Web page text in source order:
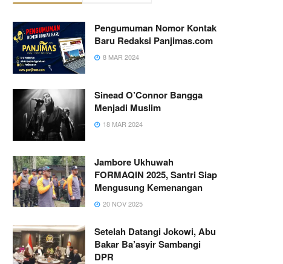
Pengumuman Nomor Kontak
Baru Redaksi Panjimas.com
8 MAR 2024
Sinead O’Connor Bangga
Menjadi Muslim
18 MAR 2024
Jambore Ukhuwah
FORMAQIN 2025, Santri Siap
Mengusung Kemenangan
20 NOV 2025
Setelah Datangi Jokowi, Abu
Bakar Ba’asyir Sambangi
DPR